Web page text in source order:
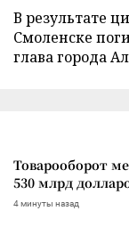
В результате
Смоленске
глава города
Товарооборот
530 млрд
4 минуты назад